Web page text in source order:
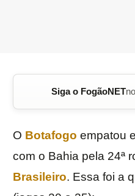
Siga o FogãoNET
O Botafogo empatou
com o Bahia pela 24ª
Brasileiro. Essa foi a